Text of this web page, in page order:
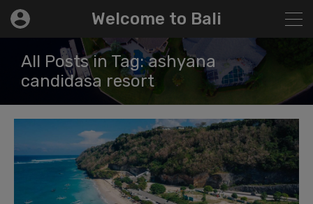
Welcome to Bali
All Posts in Tag: ashyana
candidasa resort